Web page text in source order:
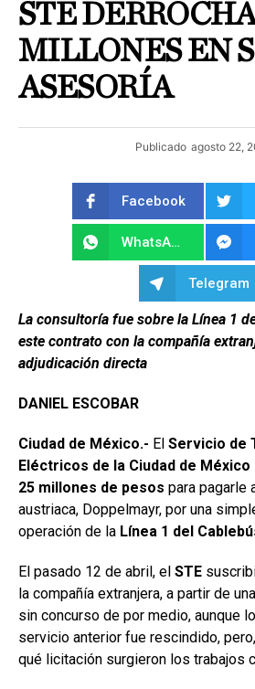
STE
MILLONES EN
ASESORÍA
Publicado agosto 22,
Facebook
WhatsApp
Telegram
La consultoría fue sobre la Línea 1
este contrato con la compañía
adjudicación directa
DANIEL ESCOBAR
Ciudad de México.- El Servicio de
Eléctricos de la Ciudad de México
25 millones de pesos para pagarle
austriaca, Doppelmayr, por una
operación de la Línea 1 del
El pasado 12 de abril, el STE
la compañía extranjera, a partir de
sin concurso de por medio, aunque
servicio anterior fue rescindido,
qué licitación surgieron los trabajos